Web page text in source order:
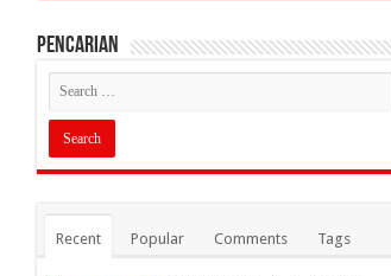
PENCARIAN
Recent Popular Comments Tags